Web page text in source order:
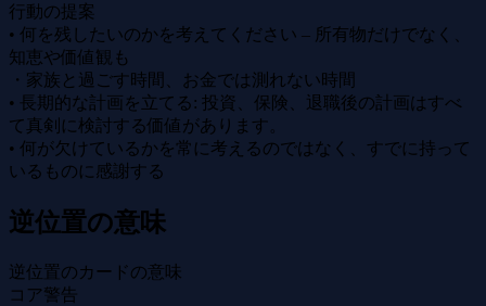
行動の提案
• 何を残したいのかを考えてください – 所有物だけでなく、
知恵や価値観も
・家族と過ごす時間、お金では測れない時間
• 長期的な計画を立てる: 投資、保険、退職後の計画はすべ
て真剣に検討する価値があります。
• 何が欠けているかを常に考えるのではなく、すでに持って
いるものに感謝する
逆位置の意味
逆位置のカードの意味
コア警告